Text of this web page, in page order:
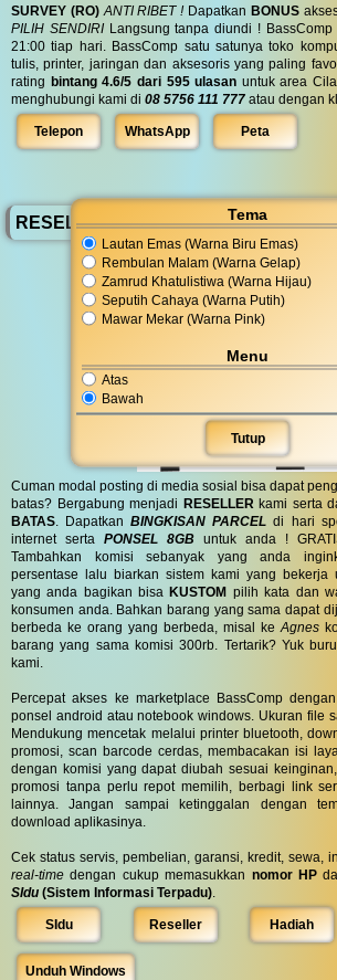
Tema
Lautan Emas (Warna Biru Emas)
Rembulan Malam (Warna Gelap)
Zamrud Khatulistiwa (Warna Hijau)
Seputih Cahaya (Warna Putih)
Mawar Mekar (Warna Pink)
Menu
Atas
Bawah
Tutup
SURVEY (RO) ANTI RIBET !Dapatkan BONUS
PILIH SENDIRILangsung tanpa diundi ! BassComp
21:00 tiap hari. BassComp satu satunya toko
tulis, printer, jaringan dan aksesoris yang paling
rating bintang 4.6/5 dari 595 ulasan untuk area
menghubungi kami di 08 5756 111 777 atau dengan
Telepon WhatsApp Peta
RESELLER BassComp
Cuman modal posting di media sosial bisa dapat
batas? Bergabung menjadi RESELLER kami serta
BATAS . DapatkanBINGKISAN PARCEL di hari
internet serta PONSEL 8GB untuk anda !
Tambahkan komisi sebanyak yang anda
persentase lalu biarkan sistem kami yang bekerja
yang anda bagikan bisaKUSTOM pilih kata dan
konsumen anda. Bahkan barang yang sama dapat
berbeda ke orang yang berbeda, misal ke Agnes
barang yang sama komisi 300rb. Tertarik? Yuk
kami.
Percepat akses ke marketplace BassComp
ponsel android atau notebook windows. Ukuran file
Mendukung mencetak melalui printer bluetooth,
promosi, scan barcode cerdas, membacakan isi
dengan komisi yang dapat diubah sesuai
promosi tanpa perlu repot memilih, berbagi link
lainnya. Jangan sampai ketinggalan dengan
download aplikasinya.
Cek status servis, pembelian, garansi, kredit, sewa,
real-time dengan cukup memasukkan nomor HP
SIdu (Sistem Informasi Terpadu)
SIdu Reseller Hadiah
Unduh Windows